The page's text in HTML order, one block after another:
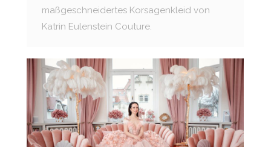
maßgeschneidertes Korsagenkleid von
Katrin Eulenstein Couture.